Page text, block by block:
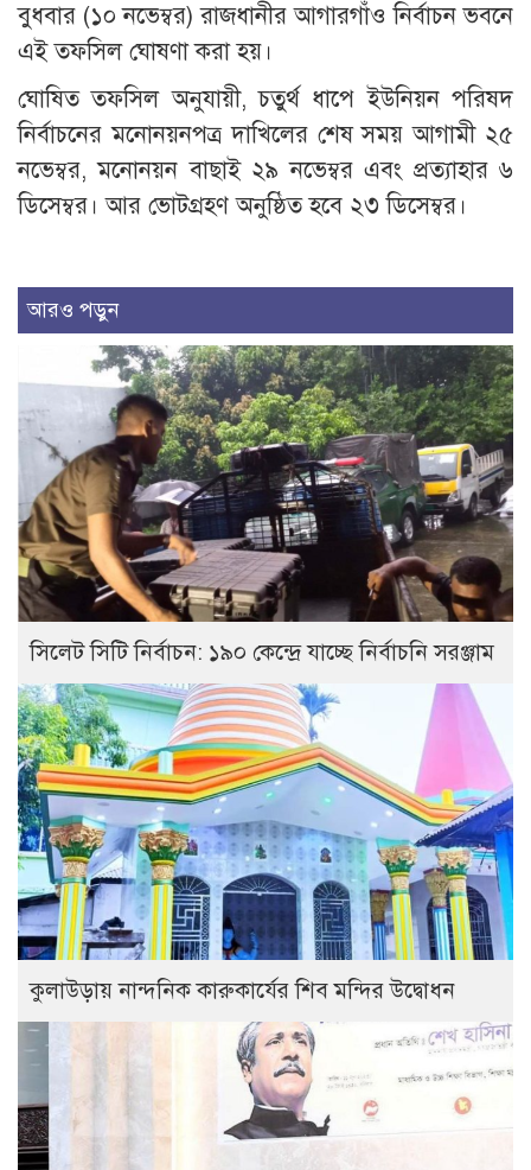
বুধবার (১০ নভেম্বর) রাজধানীর আগারগাঁও নির্বাচন ভবনে
এই তফসিল ঘোষণা করা হয়।
ঘোষিত তফসিল অনুযায়ী, চতুর্থ ধাপে ইউনিয়ন পরিষদ
নির্বাচনের মনোনয়নপত্র দাখিলের শেষ সময় আগামী ২৫
নভেম্বর, মনোনয়ন বাছাই ২৯ নভেম্বর এবং প্রত্যাহার ৬
ডিসেম্বর। আর ভোটগ্রহণ অনুষ্ঠিত হবে ২৩ ডিসেম্বর।
আরও পড়ুন
সিলেট সিটি নির্বাচন: ১৯০ কেন্দ্রে যাচ্ছে নির্বাচনি সরঞ্জাম
কুলাউড়ায় নান্দনিক কারুকার্যের শিব মন্দির উদ্বোধন